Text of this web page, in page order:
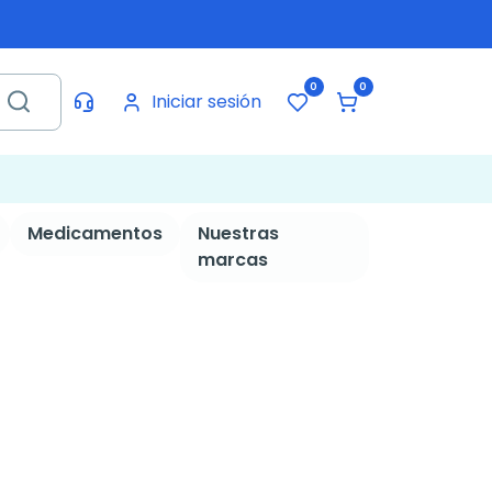
Iniciar sesión
0 0
Medicamentos
Nuestras
marcas